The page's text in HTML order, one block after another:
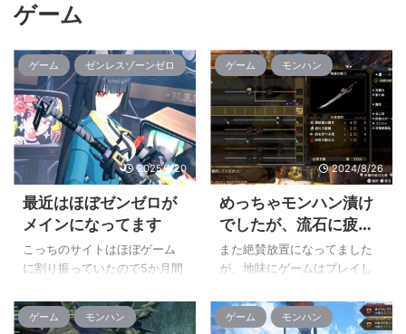
ゲーム
ゲーム ゼンレスゾーンゼロ
2025/1/20
最近はほぼゼンゼロが
メインになってます
こっちのサイトはほぼゲーム
に割り振っていたので5か月間
ゲームをやっていなかったっ
てわけではないんですよ
ゲーム モンハン
2024/8/26
めっちゃモンハン漬け
でしたが、流石に疲れ
てきたかも
また絶賛放置になってました
が、地味にゲームはプレイし
と傀異レベルを上げていって
ます。 傀異レベルが140を超
ゲーム モンハン ゲーム モンハン